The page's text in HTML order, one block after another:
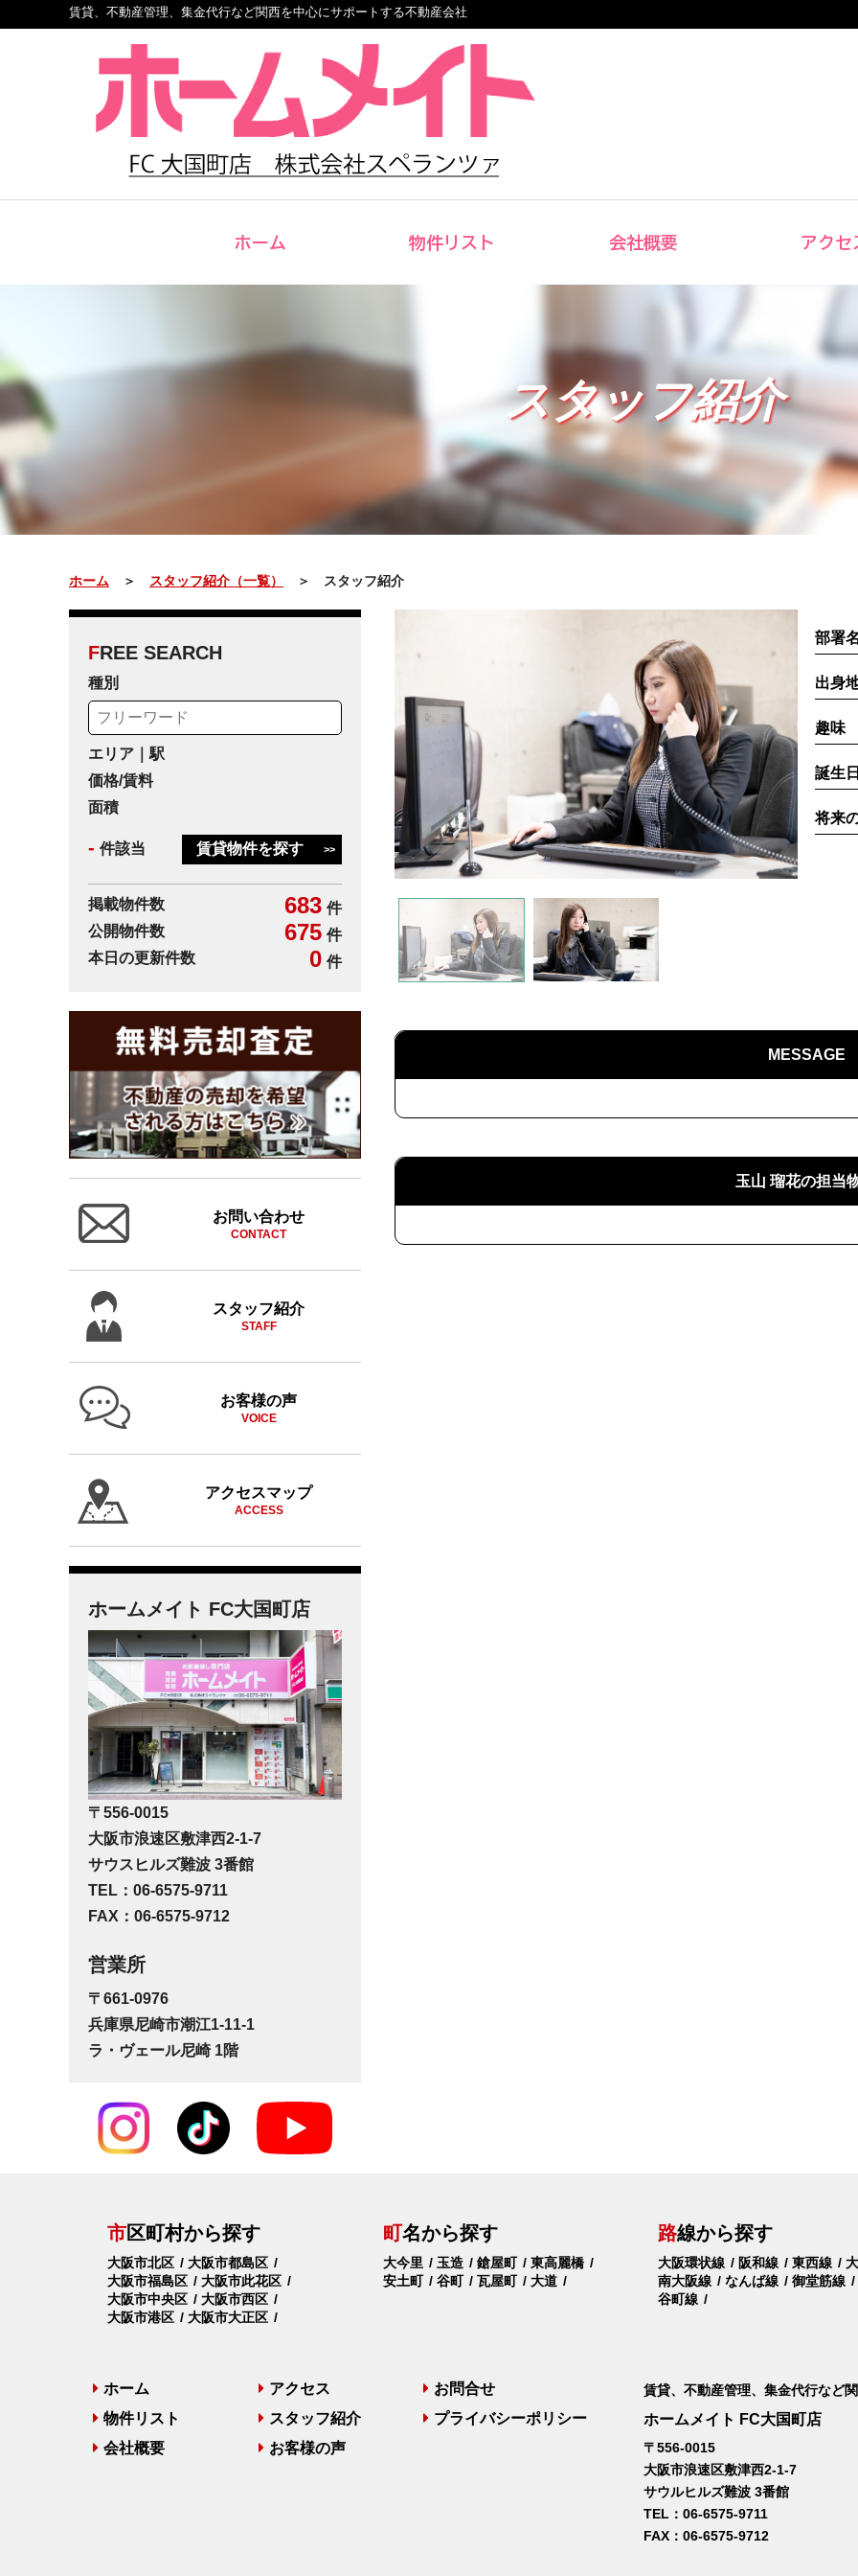
賃貸、不動産管理、集金代行など関西を中心にサポートする不動産会社
ホーム 物件リスト 会社概要 アクセ
スタッフ紹介
ホーム ＞ スタッフ紹介（一覧） ＞ スタッフ紹介
FREE SEARCH
種別
エリア｜駅
価格/賃料
面積
- 件該当 賃貸物件を探す
掲載物件数 683 件
公開物件数
675 件
本日の更新件数
0 件
お問い合わせ
CONTACT
スタッフ紹介
STAFF
お客様の声
VOICE
アクセスマップ
ACCESS
ホームメイト FC大国町店
〒556-0015
大阪市浪速区敷津西2-1-7
サウスヒルズ難波 3番館
TEL：06-6575-9711
FAX：06-6575-9712
営業所
〒661-0976
兵庫県尼崎市潮江1-11-1
ラ・ヴェール尼崎 1階
部署
出身
趣味
誕生
将来
MESSAGE
玉山 瑠花の担当
市区町村から探す
大阪市北区
大阪市都島区
大阪市福島区
大阪市此花区
大阪市中央区
大阪市西区
大阪市港区
大阪市大正区
町名から探す
大今里 玉造 鎗屋町
東高麗橋
安土町
谷町 瓦屋町 大道
路線から探す
大阪環状線 阪和線 東西線
南大阪線
なんば線
御堂筋線
谷町線
ホーム
物件リスト
会社概要
アクセス
スタッフ紹介
お客様の声
お問合せ
プライバシーポリシー
賃貸、不動産管理、集金代行など
ホームメイト FC大国町店
〒556-0015
大阪市浪速区敷津西2-1-7
サウルヒルズ難波 3番館
TEL：06-6575-9711
FAX：06-6575-9712